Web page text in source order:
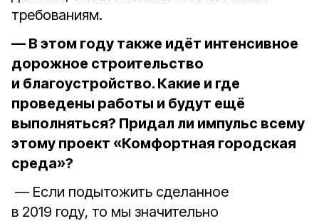
требованиям.
— В этом году также идёт интенсивное
дорожное строительство
и благоустройство. Какие и где
проведены работы и будут ещё
выполняться? Придал ли импульс всему
этому проект «Комфортная городская
среда»?
— Если подытожить сделанное
в 2019 году, то мы значительно